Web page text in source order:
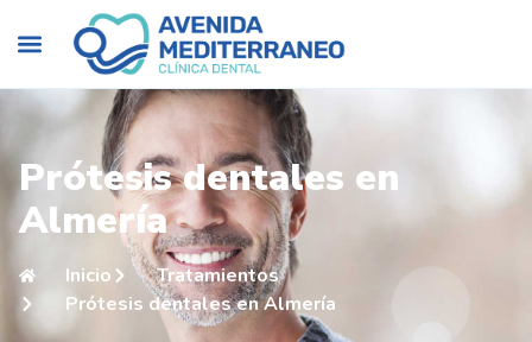
Prótesis dentales en
Almería
Inicio
Tratamientos
Prótesis dentales en Almería